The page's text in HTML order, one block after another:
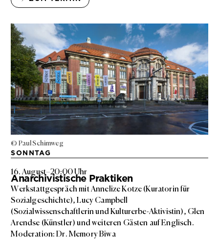
© Paul Schimweg
SONNTAG
16. August–20:00 Uhr
Anarchivistische Praktiken
Werkstattgespräch mit Annelize Kotze (Kuratorin für
Sozialgeschichte), Lucy Campbell
(Sozialwissenschaftlerin und Kulturerbe-Aktivistin), Glen
Arendse (Künstler) und weiteren Gästen auf Englisch.
Moderation: Dr. Memory Biwa